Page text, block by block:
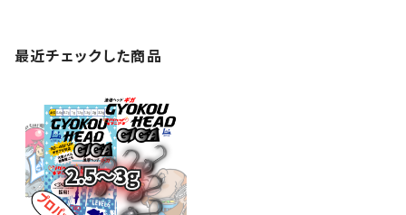
最近チェックした商品